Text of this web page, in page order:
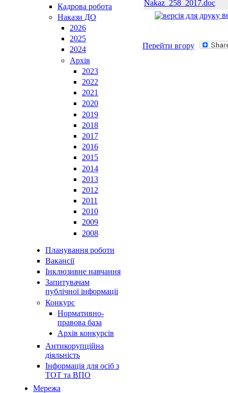
Кадрова робота
Накази ДО
2026
2025
2024
Архів
2023
2022
2021
2020
2019
2018
2017
2016
2015
2014
2013
2012
2011
2010
2009
2008
Планування роботи
Вакансії
Інклюзивне навчання
Запитувачам
публічної інформаціі
Конкурс
Нормативно-
правова база
Архів конкурсів
Антикорупційна
діяльність
Інформація для осіб з
ТОТ та ВПО
Мережа
Nakaz_258_2017.doc
Перейти вгору